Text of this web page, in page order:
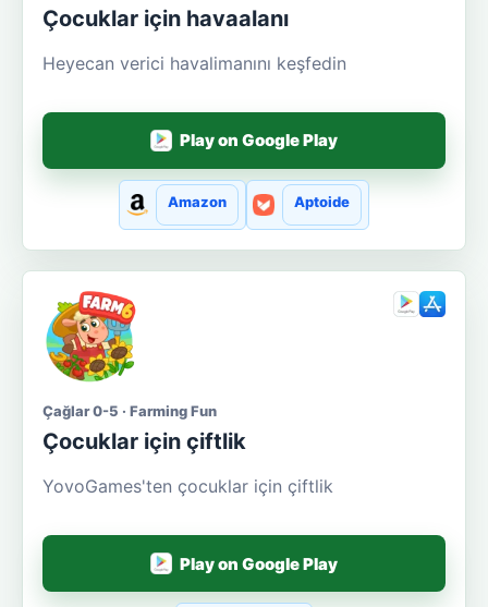
Çocuklar için havaalanı
Heyecan verici havalimanını keşfedin
Play on Google Play
Amazon Aptoide
Çağlar 0-5 · Farming Fun
Çocuklar için çiftlik
YovoGames'ten çocuklar için çiftlik
Play on Google Play